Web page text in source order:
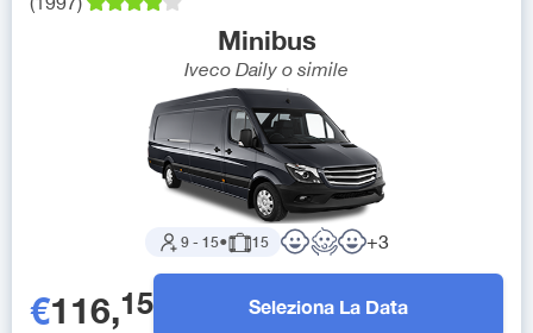
Minibus
Iveco Daily o simile
9- 15● 15 +3
€116,15 Seleziona La Data